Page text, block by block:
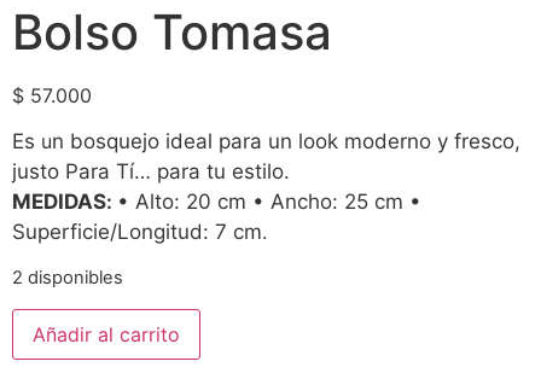
Bolso Tomasa
$ 57.000
Es un bosquejo ideal para un look moderno y fresco,
justo Para Tí… para tu estilo.
MEDIDAS: • Alto: 20 cm • Ancho: 25 cm •
Superficie/Longitud: 7 cm.
2 disponibles
Añadir al carrito